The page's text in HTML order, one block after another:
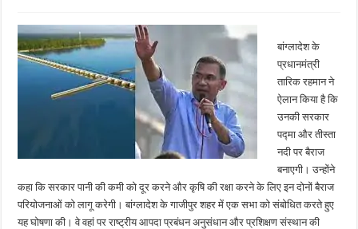
बांग्लादेश के
प्रधानमंत्री
तारिक रहमान ने
ऐलान किया है कि
उनकी सरकार
पद्मा और तीस्ता
नदी पर बैराज
बनाएगी। उन्होंने
कहा कि सरकार पानी की कमी को दूर करने और कृषि की रक्षा करने के लिए इन दोनों बैराज
परियोजनाओं को लागू करेगी। बांग्लादेश के गाजीपुर शहर में एक सभा को संबोधित करते हुए
यह घोषणा की। वे वहां पर राष्ट्रीय आपदा प्रबंधन अनुसंधान और प्रशिक्षण संस्थान की